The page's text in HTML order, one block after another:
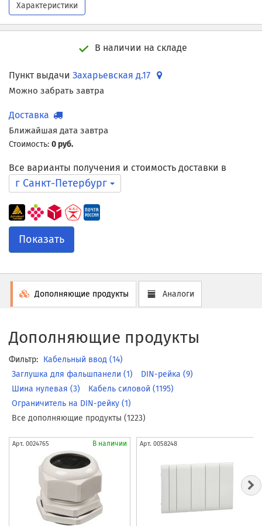
Характеристики
В наличии на складе
Пункт выдачи Захарьевская д.17
Можно забрать завтра
Доставка
Ближайшая дата завтра
Стоимость: 0 руб.
Все варианты получения и стоимость доставки в
г Санкт-Петербург
Показать
Дополняющие продукты Аналоги
Дополняющие продукты
Фильтр: Кабельный ввод (14)
Заглушка для фальшпанели (1)
DIN-рейка (9)
Шина нулевая (3)
Кабель силовой (1195)
Ограничитель на DIN-рейку (1)
Все дополняющие продукты (1223)
Арт. 0024765 В наличии Арт. 0058248